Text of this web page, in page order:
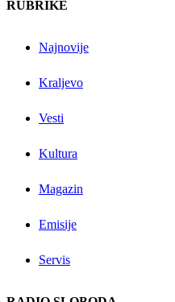
RUBRIKE
Najnovije
Kraljevo
Vesti
Kultura
Magazin
Emisije
Servis